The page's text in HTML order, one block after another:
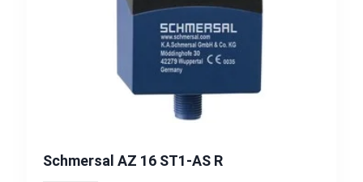
Schmersal AZ 16 ST1-AS R